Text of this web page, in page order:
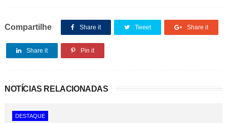
Compartilhe Share it Tweet Share it
Share it Pin it
NOTÍCIAS RELACIONADAS
DESTAQUE